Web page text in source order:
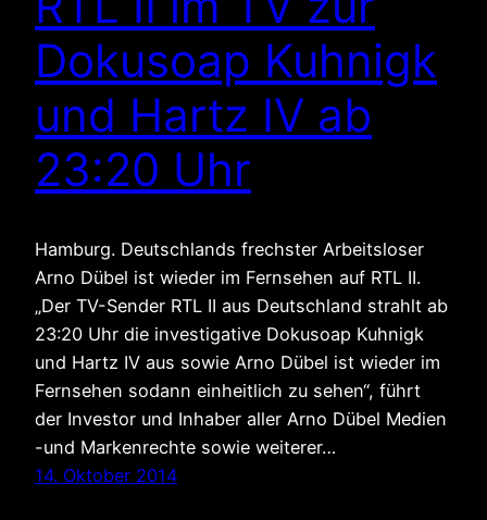
Dokusoap Kuhnigk
und Hartz IV ab
23:20 Uhr
Hamburg. Deutschlands frechster Arbeitsloser
Arno Dübel ist wieder im Fernsehen auf RTL II.
„Der TV-Sender RTL II aus Deutschland strahlt ab
23:20 Uhr die investigative Dokusoap Kuhnigk
und Hartz IV aus sowie Arno Dübel ist wieder im
Fernsehen sodann einheitlich zu sehen“, führt
der Investor und Inhaber aller Arno Dübel Medien
-und Markenrechte sowie weiterer…
14. Oktober 2014